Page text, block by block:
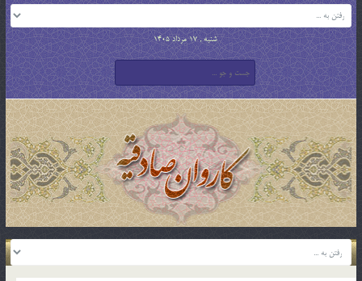
شنبه , 17 مرداد 1405